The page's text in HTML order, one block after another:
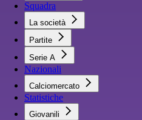
Squadra
La società
Partite
Serie A
Nazionali
Calciomercato
Statistiche
Giovanili